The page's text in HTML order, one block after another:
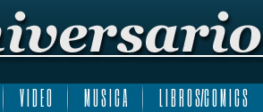
V I D E O M U S I C A L I B R O S/C O M I C S